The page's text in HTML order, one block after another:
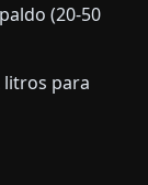
(20-50
litros para